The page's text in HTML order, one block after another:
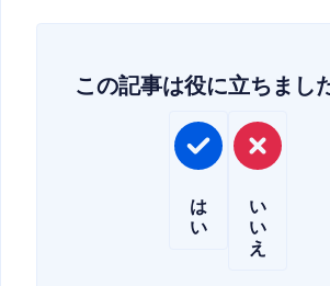
この記事は役に立ちまし
は
い
い
い
え